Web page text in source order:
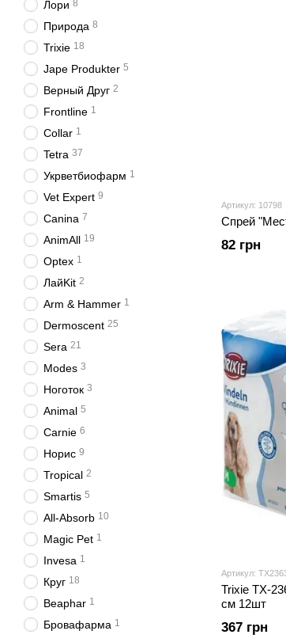
Артикул: 10798
Спрей
82 грн
Артикул:
Trixie TX-
см 12шт
367 грн
Лори 8
Природа 8
Trixie 18
Jape Produkter 5
Верный Друг 2
Frontline 1
Collar 1
Tetra 37
Укрветбиофарм 1
Vet Expert 9
Canina 7
AnimAll 19
Optex 1
ЛайKit 2
Arm & Hammer 1
Dermoscent 25
Sera 21
Modes 3
Ноготок 3
Animal 5
Carnie 6
Норис 9
Tropical 2
Smartis 5
All-Absorb 10
Magic Pet 1
Invesa 1
Круг 18
Beaphar 1
Бровафарма 1